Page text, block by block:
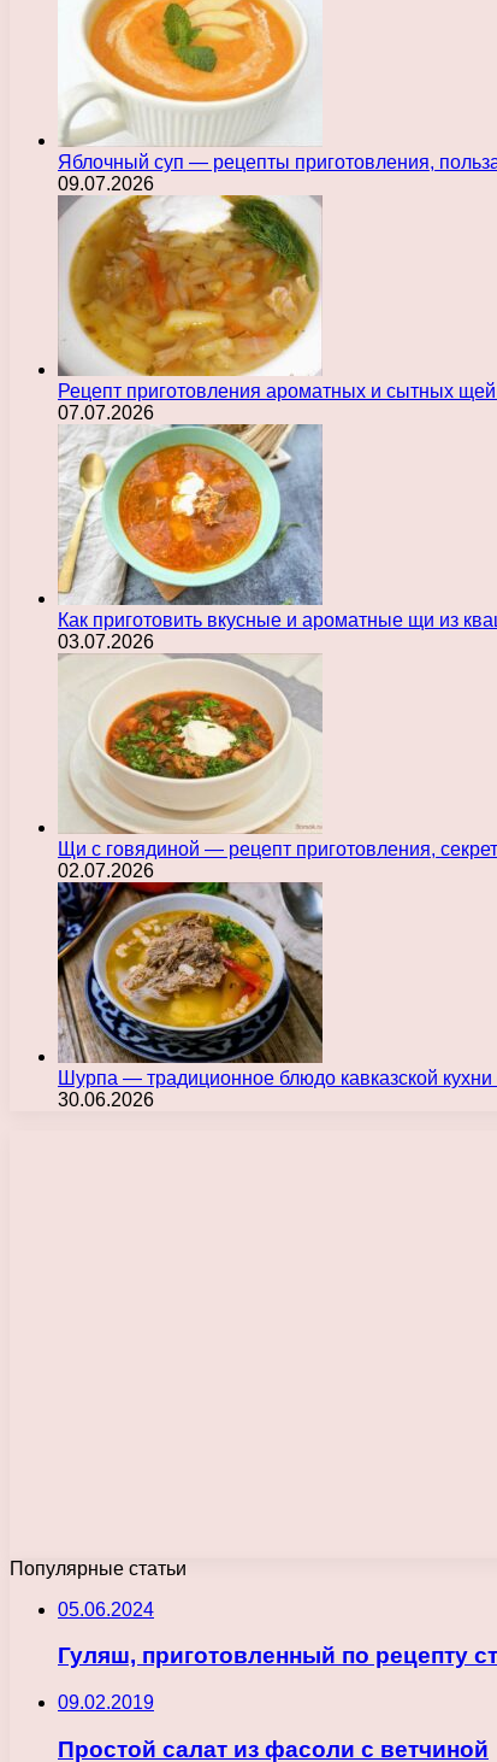
Яблочный суп — рецепты приготовления,
09.07.2026
Рецепт приготовления ароматных и сытных
07.07.2026
Как приготовить вкусные и ароматные щи из
03.07.2026
Щи с говядиной — рецепт приготовления,
02.07.2026
Шурпа — традиционное блюдо кавказской
30.06.2026
Популярные статьи
05.06.2024
Гуляш, приготовленный по рецепту
09.02.2019
Простой салат из фасоли с ветчиной